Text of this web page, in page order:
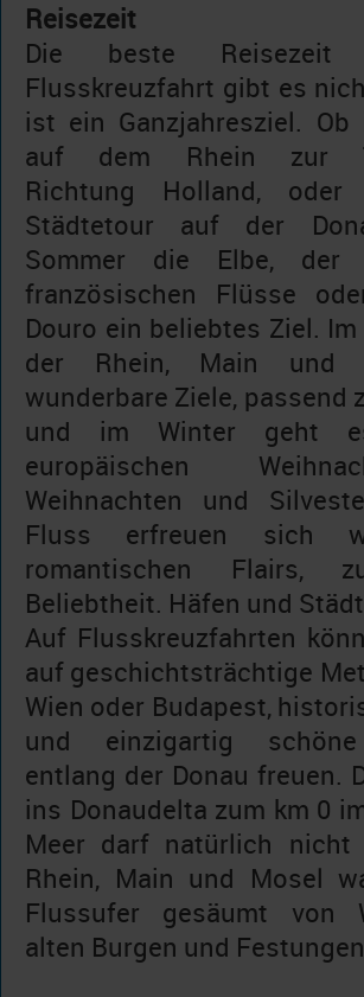
Reisezeit
Die beste
Flusskreuzfahrt gibt es
ist ein Ganzjahresziel. Ob
auf dem Rhein zur
Richtung Holland,
Städtetour auf der
Sommer die Elbe, der
französischen Flüsse
Douro ein beliebtes Ziel.
der Rhein, Main und
wunderbare Ziele, passend
und im Winter geht
europäischen
Weihnachten und
Fluss erfreuen sich
romantischen Flairs,
Beliebtheit. Häfen und
Auf Flusskreuzfahrten
auf geschichtsträchtige
Wien oder Budapest,
und einzigartig
entlang der Donau freuen.
ins Donaudelta zum km 0
Meer darf natürlich nicht
Rhein, Main und Mosel
Flussufer gesäumt von
alten Burgen und